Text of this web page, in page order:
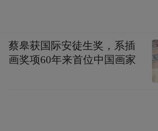
蔡皋获国际安徒生奖，系插
画奖项60年来首位中国画家